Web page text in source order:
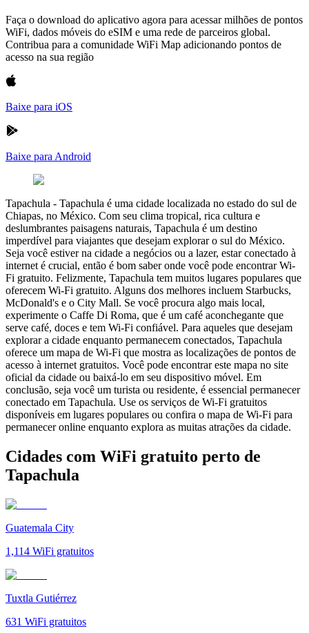
Faça o download do aplicativo agora para acessar milhões de pontos
WiFi, dados móveis do eSIM e uma rede de parceiros global.
Contribua para a comunidade WiFi Map adicionando pontos de
acesso na sua região
Baixe para iOS
Baixe para Android
Tapachula - Tapachula é uma cidade localizada no estado do sul de
Chiapas, no México. Com seu clima tropical, rica cultura e
deslumbrantes paisagens naturais, Tapachula é um destino
imperdível para viajantes que desejam explorar o sul do México.
Seja você estiver na cidade a negócios ou a lazer, estar conectado à
internet é crucial, então é bom saber onde você pode encontrar Wi-
Fi gratuito. Felizmente, Tapachula tem muitos lugares populares que
oferecem Wi-Fi gratuito. Alguns dos melhores incluem Starbucks,
McDonald's e o City Mall. Se você procura algo mais local,
experimente o Caffe Di Roma, que é um café aconchegante que
serve café, doces e tem Wi-Fi confiável. Para aqueles que desejam
explorar a cidade enquanto permanecem conectados, Tapachula
oferece um mapa de Wi-Fi que mostra as localizações de pontos de
acesso à internet gratuitos. Você pode encontrar este mapa no site
oficial da cidade ou baixá-lo em seu dispositivo móvel. Em
conclusão, seja você um turista ou residente, é essencial permanecer
conectado em Tapachula. Use os serviços de Wi-Fi gratuitos
disponíveis em lugares populares ou confira o mapa de Wi-Fi para
permanecer online enquanto explora as muitas atrações da cidade.
Cidades com WiFi gratuito perto de
Tapachula
Guatemala City
1,114 WiFi gratuitos
Tuxtla Gutiérrez
631 WiFi gratuitos